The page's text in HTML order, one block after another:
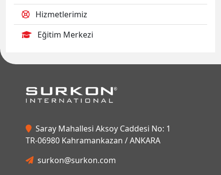
Hizmetlerimiz
Eğitim Merkezi
Saray Mahallesi Aksoy Caddesi No: 1
TR-06980 Kahramankazan / ANKARA
surkon@surkon.com